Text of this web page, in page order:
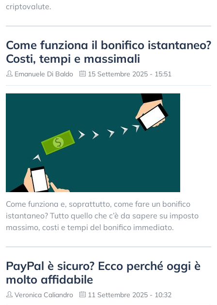
criptovalute.
Come funziona il bonifico istantaneo?
Costi, tempi e massimali
Emanuele Di Baldo 15 Settembre 2025 - 15:51
Come funziona e, soprattutto, come fare un bonifico
istantaneo? Tutto quello che c’è da sapere su imposto
massimo, costi e tempi del bonifico immediato.
PayPal è sicuro? Ecco perché oggi è
molto affidabile
Veronica Caliandro 11 Settembre 2025 - 10:32